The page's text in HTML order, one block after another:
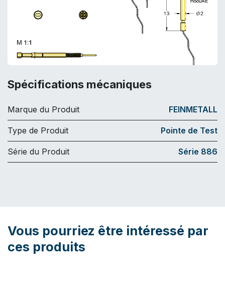
Spécifications mécaniques
Marque du Produit FEINMETALL
Type de Produit Pointe de Test
Série du Produit Série 886
Vous pourriez être intéressé par
ces produits